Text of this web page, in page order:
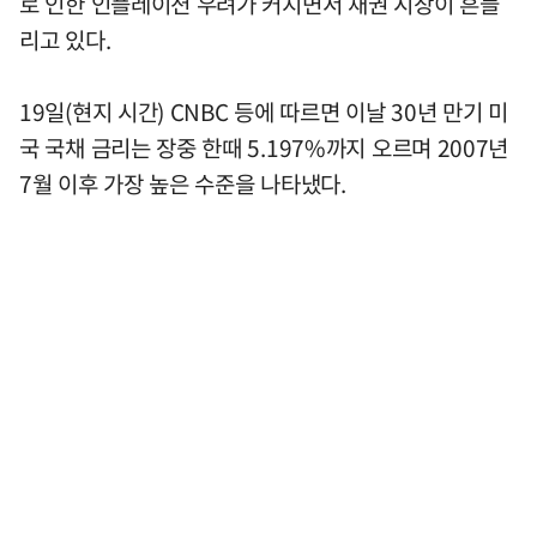
리고 있다.
19일(현지 시간) CNBC 등에 따르면 이날 30년 만기 미
국 국채 금리는 장중 한때 5.197%까지 오르며 2007년
7월 이후 가장 높은 수준을 나타냈다.